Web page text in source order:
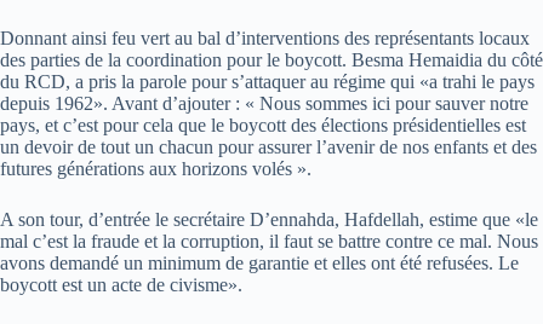
Donnant ainsi feu vert au bal d’interventions des représentants locaux
des parties de la coordination pour le boycott. Besma Hemaidia du côté
du RCD, a pris la parole pour s’attaquer au régime qui «a trahi le pays
depuis 1962». Avant d’ajouter : « Nous sommes ici pour sauver notre
pays, et c’est pour cela que le boycott des élections présidentielles est
un devoir de tout un chacun pour assurer l’avenir de nos enfants et des
futures générations aux horizons volés ».
A son tour, d’entrée le secrétaire D’ennahda, Hafdellah, estime que «le
mal c’est la fraude et la corruption, il faut se battre contre ce mal. Nous
avons demandé un minimum de garantie et elles ont été refusées. Le
boycott est un acte de civisme».